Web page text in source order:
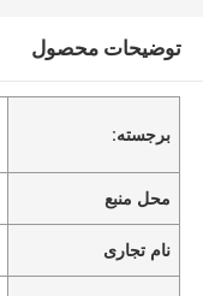
توضیحات محصول
برجسته:
محل منبع
نام تجاری